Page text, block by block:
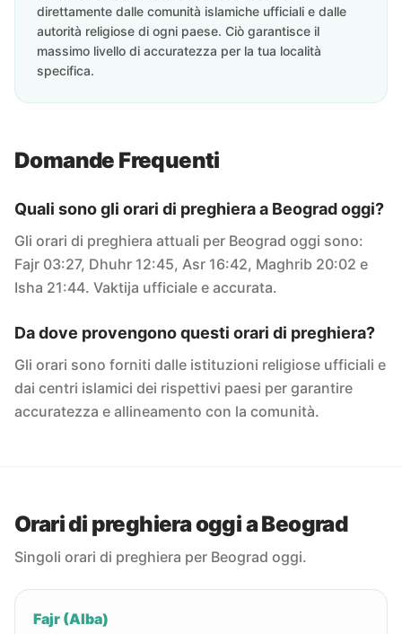
direttamente dalle comunità islamiche ufficiali e dalle
autorità religiose di ogni paese. Ciò garantisce il
massimo livello di accuratezza per la tua località
specifica.
Domande Frequenti
Quali sono gli orari di preghiera a Beograd oggi?
Gli orari di preghiera attuali per Beograd oggi sono:
Fajr 03:27, Dhuhr 12:45, Asr 16:42, Maghrib 20:02 e
Isha 21:44. Vaktija ufficiale e accurata.
Da dove provengono questi orari di preghiera?
Gli orari sono forniti dalle istituzioni religiose ufficiali e
dai centri islamici dei rispettivi paesi per garantire
accuratezza e allineamento con la comunità.
Orari di preghiera oggi a Beograd
Singoli orari di preghiera per Beograd oggi.
Fajr (Alba)